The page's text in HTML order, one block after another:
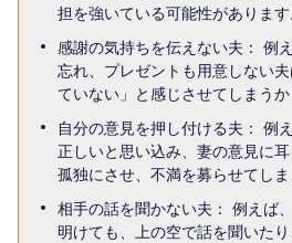
担を強いている可能性があります
感謝の気持ちを伝えない夫： 例
忘れ、プレゼントも用意しない
ていない」と感じさせてしまうか
自分の意見を押し付ける夫： 例
正しいと思い込み、妻の意見に
孤独にさせ、不満を募らせてしま
相手の話を聞かない夫： 例えば
明けても、上の空で話を聞いた